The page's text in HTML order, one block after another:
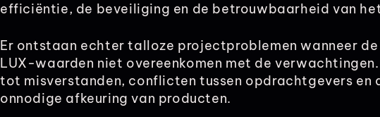
efficiëntie, de beveiliging en de betrouwbaarheid van
Er ontstaan echter talloze projectproblemen wanneer
LUX-waarden niet overeenkomen met de
tot misverstanden, conflicten tussen opdrachtgevers en
onnodige afkeuring van producten.